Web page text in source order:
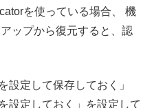
を使っている場合、 機
ップから復元すると、認
設定して保存しておく」
設定しておく」を設定して